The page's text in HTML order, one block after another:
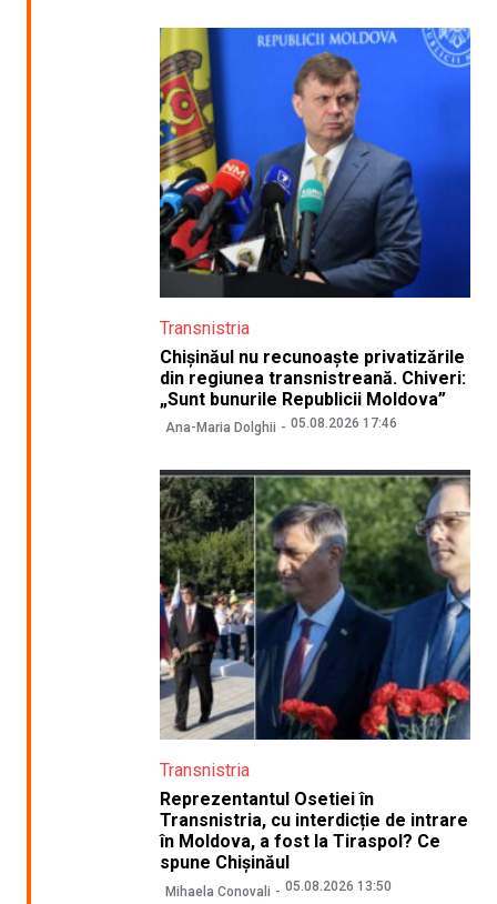
Transnistria
Chișinăul nu recunoaște privatizările
din regiunea transnistreană. Chiveri:
„Sunt bunurile Republicii Moldova”
Ana-Maria Dolghii 05.08.2026 17:46
Transnistria
Reprezentantul Osetiei în
Transnistria, cu interdicție de intrare
în Moldova, a fost la Tiraspol? Ce
spune Chișinăul
Mihaela Conovali 05.08.2026 13:50